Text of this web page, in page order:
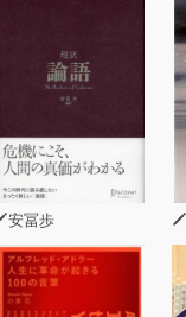
安冨歩